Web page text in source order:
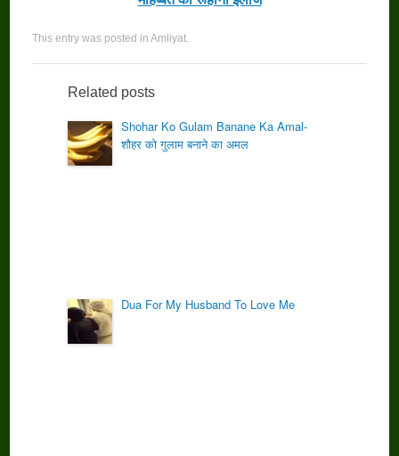
This entry was posted inAmliyat.
Related posts
Shohar Ko Gulam Banane Ka Amal-
शौहर को गुलाम बनाने का अमल
Dua For My Husband To Love Me